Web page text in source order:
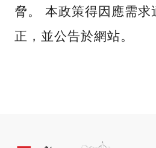
脅。 本政策得因應需求
正，並公告於網站。